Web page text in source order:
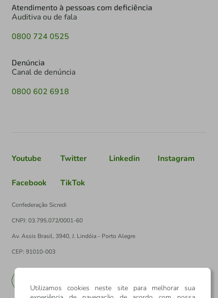
Atendimento à pessoas com deficiência
Auditiva ou de fala
0800 724 0525
Denúncia
Canal de denúncia
0800 602 6918
Youtube Twitter Linkedin Instagram
Facebook TikTok
Confederação Sicredi
CNPJ: 03.795.072/0001-60
Av. Assis Brasil, 3940, J. Lindóia - Porto Alegre
CEP: 91010-003
Utilizamos cookies neste site para melhorar sua